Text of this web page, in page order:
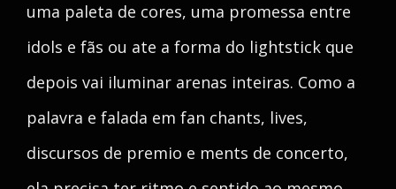
uma paleta de cores, uma promessa entre
idols e fãs ou ate a forma do lightstick que
depois vai iluminar arenas inteiras. Como a
palavra e falada em fan chants, lives,
discursos de premio e ments de concerto,